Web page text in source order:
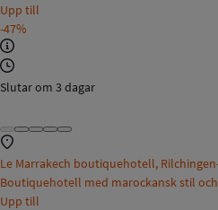
Upp till
-47%
Slutar om 3 dagar
Le Marrakech boutiquehotell,
Boutiquehotell med marockansk stil
Upp till